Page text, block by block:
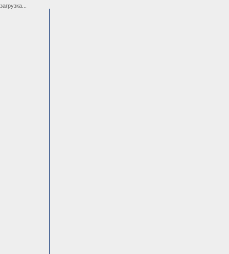
загрузка...